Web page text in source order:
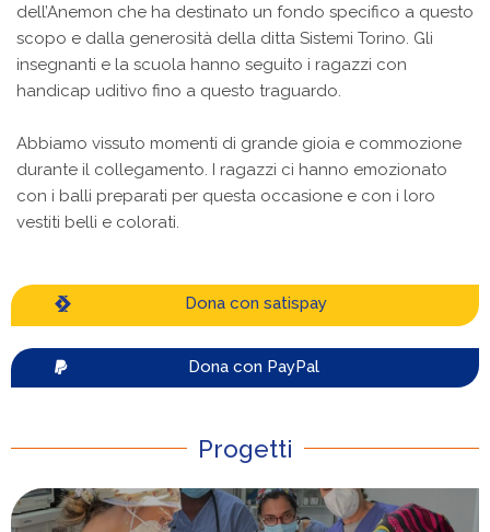
dell’Anemon che ha destinato un fondo specifico a questo
scopo e dalla generosità della ditta Sistemi Torino. Gli
insegnanti e la scuola hanno seguito i ragazzi con
handicap uditivo fino a questo traguardo.
Abbiamo vissuto momenti di grande gioia e commozione
durante il collegamento. I ragazzi ci hanno emozionato
con i balli preparati per questa occasione e con i loro
vestiti belli e colorati.
Dona con satispay
Dona con PayPal
Progetti